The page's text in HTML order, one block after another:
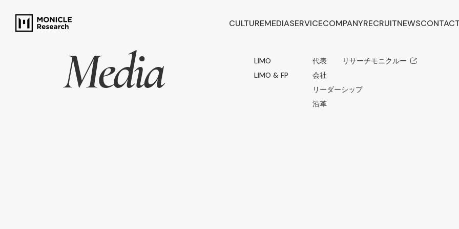
CULTUREMEDIA
LIMO
LIMO & FP
SERVICECOMPANY
代表メッセージ
会社概要
リーダーシップ
沿革
RECRUIT
リサーチモニクルー
NEWS
Media